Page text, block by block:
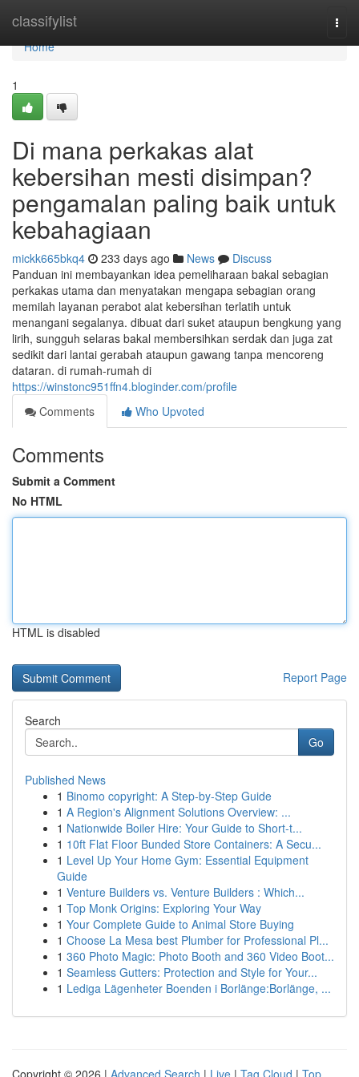
classifylist
Home
Home
1
Di mana perkakas alat
kebersihan mesti disimpan?
pengamalan paling baik untuk
kebahagiaan
mickk665bkq4 233 days ago News
Discuss
Panduan ini membayankan idea pemeliharaan bakal sebagian
perkakas utama dan menyatakan mengapa sebagian orang
memilah layanan perabot alat kebersihan terlatih untuk
menangani segalanya. dibuat dari suket ataupun bengkung yang
lirih, sungguh selaras bakal membersihkan serdak dan juga zat
sedikit dari lantai gerabah ataupun gawang tanpa mencoreng
dataran. di rumah-rumah di
https://winstonc951ffn4.bloginder.com/profile
Comments
Who Upvoted
Comments
Submit a Comment
No HTML
HTML is disabled
Report Page
Search
Go
Published News
1 Binomo copyright: A Step-by-Step Guide
1 A Region's Alignment Solutions Overview: ...
1 Nationwide Boiler Hire: Your Guide to Short-t...
1 10ft Flat Floor Bunded Store Containers: A Secu...
1 Level Up Your Home Gym: Essential Equipment
Guide
1 Venture Builders vs. Venture Builders : Which...
1 Top Monk Origins: Exploring Your Way
1 Your Complete Guide to Animal Store Buying
1 Choose La Mesa best Plumber for Professional Pl...
1 360 Photo Magic: Photo Booth and 360 Video Boot...
1 Seamless Gutters: Protection and Style for Your...
1 Lediga Lägenheter Boenden i Borlänge:Borlänge, ...
Copyright © 2026 | Advanced Search | Live | Tag Cloud | Top